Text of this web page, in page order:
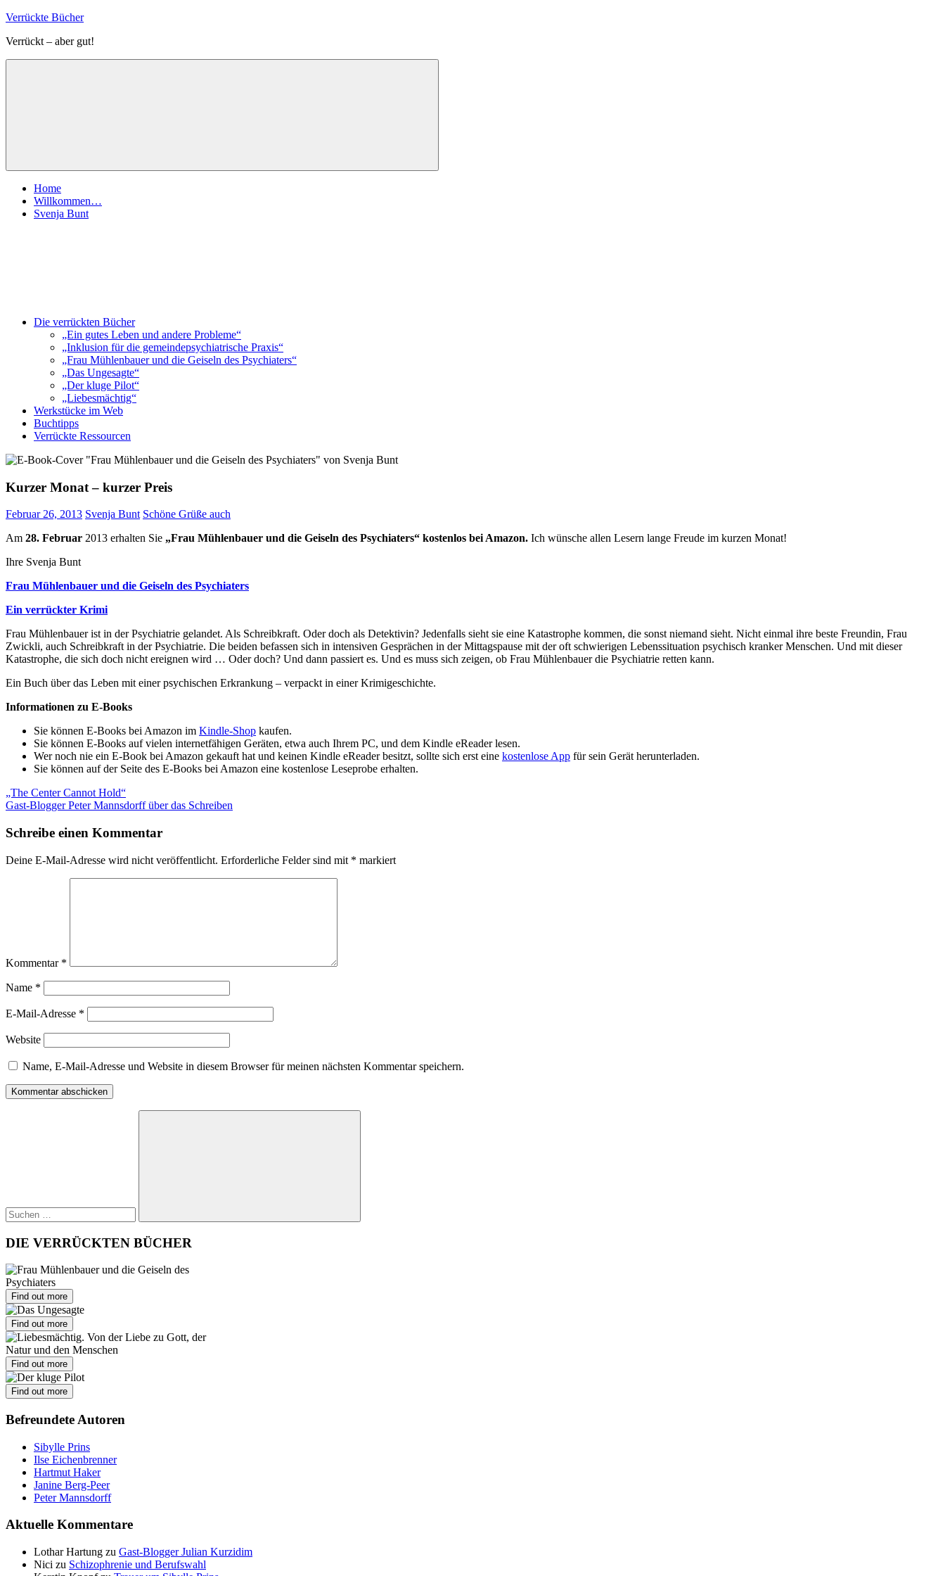
Zum
springen
Verrückte Bücher
Verrückt – aber gut!
Menü
Home
Willkommen…
Svenja Bunt
Die verrückten Bücher
„Ein gutes Leben und andere Probleme“
„Inklusion für die gemeindepsychiatrische Praxis“
„Frau Mühlenbauer und die Geiseln des Psychiaters“
„Das Ungesagte“
„Der kluge Pilot“
„Liebesmächtig“
Werkstücke im Web
Buchtipps
Verrückte Ressourcen
Kurzer Monat – kurzer Preis
Februar 26, 2013 Svenja Bunt Schöne Grüße auch
Am 28. Februar 2013 erhalten Sie „Frau Mühlenbauer und die Geiseln des Psychiaters“ kostenlos bei Amazon. Ich wünsche allen Lesern lange Freude im kurzen Monat!
Ihre Svenja Bunt
Frau Mühlenbauer und die Geiseln des Psychiaters
Ein verrückter Krimi
Frau Mühlenbauer ist in der Psychiatrie gelandet. Als Schreibkraft. Oder doch als Detektivin? Jedenfalls sieht sie eine Katastrophe kommen, die sonst niemand sieht. Nicht einmal ihre beste Freundin, Frau
Zwickli, auch Schreibkraft in der Psychiatrie. Die beiden befassen sich in intensiven Gesprächen in der Mittagspause mit der oft schwierigen Lebenssituation psychisch kranker Menschen. Und mit dieser
Katastrophe, die sich doch nicht ereignen wird … Oder doch? Und dann passiert es. Und es muss sich zeigen, ob Frau Mühlenbauer die Psychiatrie retten kann.
Ein Buch über das Leben mit einer psychischen Erkrankung – verpackt in einer Krimigeschichte.
Informationen zu E-Books
Sie können E-Books bei Amazon im Kindle-Shop kaufen.
Sie können E-Books auf vielen internetfähigen Geräten, etwa auch Ihrem PC, und dem Kindle eReader lesen.
Wer noch nie ein E-Book bei Amazon gekauft hat und keinen Kindle eReader besitzt, sollte sich erst eine kostenlose App für sein Gerät herunterladen.
Sie können auf der Seite des E-Books bei Amazon eine kostenlose Leseprobe erhalten.
Beitragsnavigation
Vorheriger
Beitrag:
„The Center Cannot Hold“
Nächster
Gast-Blogger Peter Mannsdorff über das Schreiben
Schreibe einen Kommentar
Deine E-Mail-Adresse wird nicht veröffentlicht. Erforderliche Felder sind mit * markiert
Kommentar *
Name *
E-Mail-Adresse *
Website
Name, E-Mail-Adresse und Website in diesem Browser für meinen nächsten Kommentar speichern.
Suchen
DIE VERRÜCKTEN BÜCHER
Find out more
Find out more
Find out more
Find out more
Befreundete Autoren
Sibylle Prins
Ilse Eichenbrenner
Hartmut Haker
Janine Berg-Peer
Peter Mannsdorff
Aktuelle Kommentare
Lothar Hartung zu Gast-Blogger Julian Kurzidim
Nici zu Schizophrenie und Berufswahl